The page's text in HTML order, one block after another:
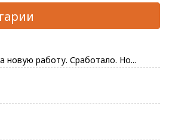
новую работу. Сработало. Но...